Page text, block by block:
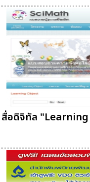
สื่อดิจิทัล "Learning